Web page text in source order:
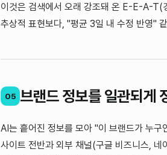
이것은 검색에서 오래 강조돼 온 E-E-A-T(
추상적 표현보다, "평균 3일 내 수정 반영"
05 브랜드 정보를 일관되게
AI는 흩어진 정보를 모아 "이 브랜드가 누구
사이트 전반과 외부 채널(구글 비즈니스, 네